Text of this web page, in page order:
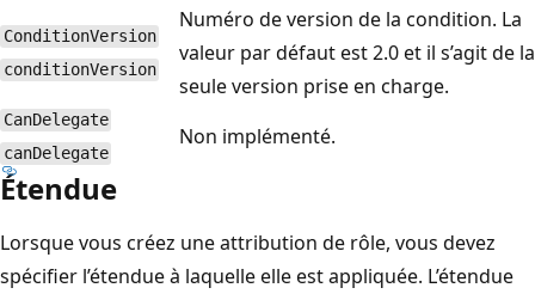
ConditionVersion
conditionVersion
Numéro de version de la condition. La
valeur par défaut est 2.0 et il s’agit de la
seule version prise en charge.
CanDelegate
canDelegate
Non implémenté.
Étendue
Lorsque vous créez une attribution de rôle, vous devez
spécifier l’étendue à laquelle elle est appliquée. L’étendue